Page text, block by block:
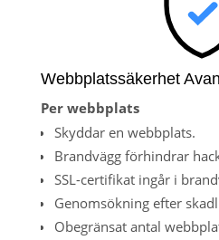
Webbplatssäkerhet
Per webbplats
Skyddar en webbplats.
Brandvägg förhindrar
SSL-certifikat ingår i
Genomsökning efter
Obegränsat antal